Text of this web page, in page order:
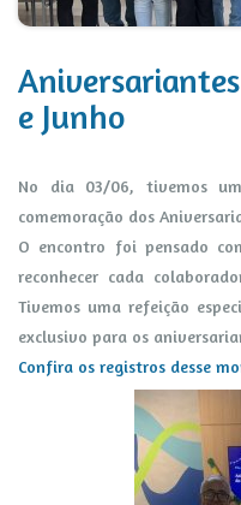
e Junho
No dia 03/06, tivemos
comemoração dos
O encontro foi pensado
reconhecer cada
Tivemos uma refeição
exclusivo para os
Confira os registros desse